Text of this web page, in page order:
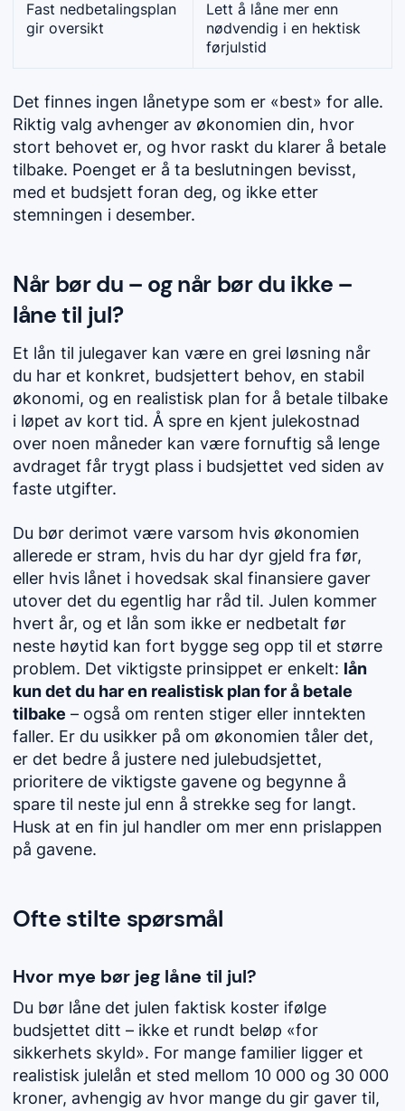
Fast nedbetalingsplan
gir oversikt
Lett å låne mer enn
nødvendig i en hektisk
førjulstid
Det finnes ingen lånetype som er «best» for alle.
Riktig valg avhenger av økonomien din, hvor
stort behovet er, og hvor raskt du klarer å betale
tilbake. Poenget er å ta beslutningen bevisst,
med et budsjett foran deg, og ikke etter
stemningen i desember.
Når bør du – og når bør du ikke –
låne til jul?
Et lån til julegaver kan være en grei løsning når
du har et konkret, budsjettert behov, en stabil
økonomi, og en realistisk plan for å betale tilbake
i løpet av kort tid. Å spre en kjent julekostnad
over noen måneder kan være fornuftig så lenge
avdraget får trygt plass i budsjettet ved siden av
faste utgifter.
Du bør derimot være varsom hvis økonomien
allerede er stram, hvis du har dyr gjeld fra før,
eller hvis lånet i hovedsak skal finansiere gaver
utover det du egentlig har råd til. Julen kommer
hvert år, og et lån som ikke er nedbetalt før
neste høytid kan fort bygge seg opp til et større
problem. Det viktigste prinsippet er enkelt: lån
kun det du har en realistisk plan for å betale
tilbake – også om renten stiger eller inntekten
faller. Er du usikker på om økonomien tåler det,
er det bedre å justere ned julebudsjettet,
prioritere de viktigste gavene og begynne å
spare til neste jul enn å strekke seg for langt.
Husk at en fin jul handler om mer enn prislappen
på gavene.
Ofte stilte spørsmål
Hvor mye bør jeg låne til jul?
Du bør låne det julen faktisk koster ifølge
budsjettet ditt – ikke et rundt beløp «for
sikkerhets skyld». For mange familier ligger et
realistisk julelån et sted mellom 10 000 og 30 000
kroner, avhengig av hvor mange du gir gaver til,